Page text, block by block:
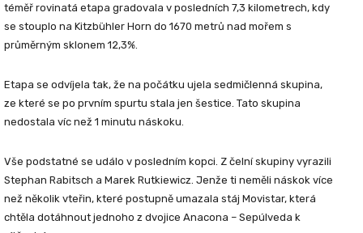
téměř rovinatá etapa gradovala v posledních 7,3 kilometrech, kdy
se stouplo na Kitzbühler Horn do 1670 metrů nad mořem s
průměrným sklonem 12,3%.
Etapa se odvíjela tak, že na počátku ujela sedmičlenná skupina,
ze které se po prvním spurtu stala jen šestice. Tato skupina
nedostala víc než 1 minutu náskoku.
Vše podstatné se událo v posledním kopci. Z čelní skupiny vyrazili
Stephan Rabitsch a Marek Rutkiewicz . Jenže ti neměli náskok více
než několik vteřin, které postupně umazala stáj Movistar, která
chtěla dotáhnout jednoho z dvojice Anacona – Sepúlveda k